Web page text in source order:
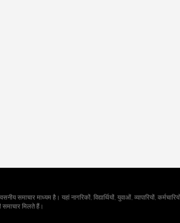
समाचार माध्यम है। यहां नागरिकों, विद्यार्थियों, युवाओं, व्यापारियों,
समाचार मिलते हैं।